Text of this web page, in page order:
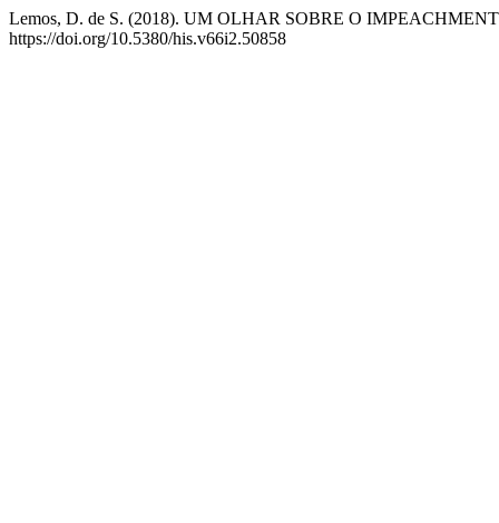
Lemos, D. de S. (2018). UM OLHAR SOBRE O
https://doi.org/10.5380/his.v66i2.50858